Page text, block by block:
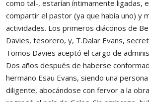
como tal-, estarían íntimamente ligadas,
compartir el pastor (ya que había uno) y
actividades. Los primeros diáconos de
Davies, tesorero, y, T.Dalar Evans,
Tomos Davies aceptó el cargo de
Dos años después de haberse
hermano Esau Evans, siendo una
diligente, abocándose con fervor a la